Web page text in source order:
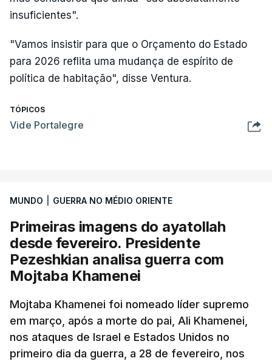
insuficientes".
"Vamos insistir para que o Orçamento do Estado
para 2026 reflita uma mudança de espírito de
política de habitação", disse Ventura.
TÓPICOS
Vide Portalegre
MUNDO GUERRA NO MÉDIO ORIENTE
Primeiras imagens do ayatollah
desde fevereiro. Presidente
Pezeshkian analisa guerra com
Mojtaba Khamenei
Mojtaba Khamenei foi nomeado líder supremo
em março, após a morte do pai, Ali Khamenei,
nos ataques de Israel e Estados Unidos no
primeiro dia da guerra, a 28 de fevereiro, nos